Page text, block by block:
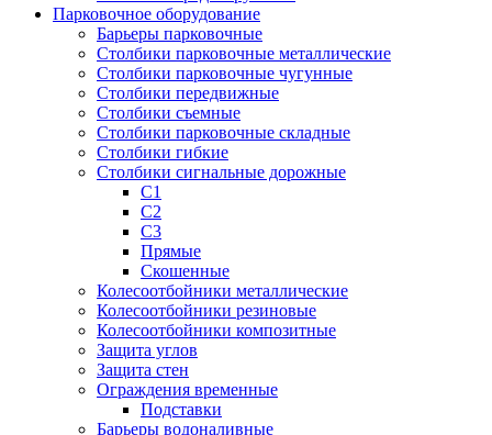
Парковочное оборудование
Барьеры парковочные
Столбики парковочные металлические
Столбики парковочные чугунные
Столбики передвижные
Столбики съемные
Столбики парковочные складные
Столбики гибкие
Столбики сигнальные дорожные
С1
С2
С3
Прямые
Скошенные
Колесоотбойники металлические
Колесоотбойники резиновые
Колесоотбойники композитные
Защита углов
Защита стен
Ограждения временные
Подставки
Барьеры водоналивные